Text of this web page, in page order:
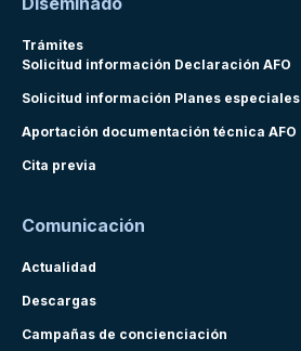
Trámites
Solicitud información Declaración AFO
Solicitud información Planes especiales
Aportación documentación técnica AFO
Cita previa
Comunicación
Actualidad
Descargas
Campañas de concienciación